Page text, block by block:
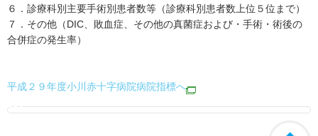
６．診療科別主要手術別患者数等（診療科別患者数上位５位まで）
７．その他（DIC、敗血症、その他の真菌症および・手術・術後の
合併症の発生率）
平成２９年度小川赤十字病院病院指標へ